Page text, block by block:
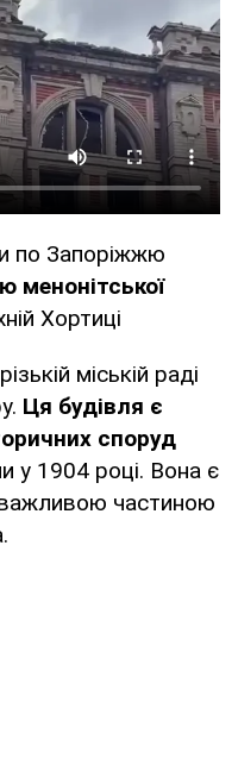
по Запоріжжю
менонітської
Хортиці
міській раді
Ця будівля є
споруд
у 1904 році. Вона є
важливою частиною